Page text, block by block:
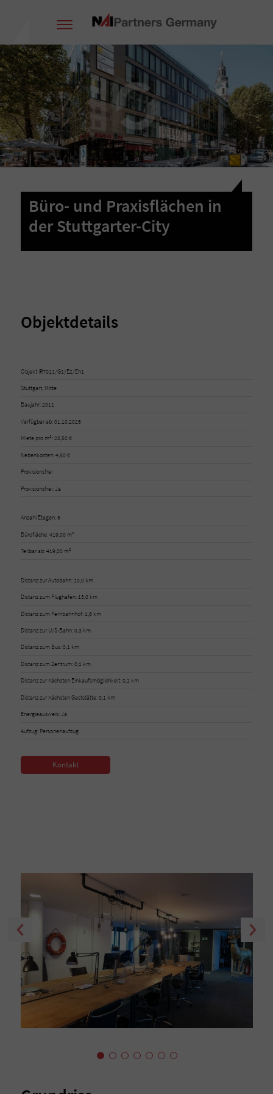
Büro- und Praxisflächen in
der Stuttgarter-City
Objektdetails
Objekt IR7011/G1/E2/Eh1
Stuttgart, Mitte
Baujahr: 2011
Verfügbar ab: 01.10.2025
Miete pro m²: 28,50 €
Nebenkosten: 4,50 €
Provisionsfrei
Provisionsfrei: Ja
Anzahl Etagen: 5
Bürofläche: 419,00 m²
Teilbar ab: 419,00 m²
Distanz zur Autobahn: 10,0 km
Distanz zum Flughafen: 13,0 km
Distanz zum Fernbahnhof: 1,6 km
Distanz zur U/S-Bahn: 0,3 km
Distanz zum Bus: 0,1 km
Distanz zum Zentrum: 0,1 km
Distanz zur nächsten Einkaufsmöglichkeit: 0,1 km
Distanz zur nächsten Gaststätte: 0,1 km
Energieausweis: Ja
Aufzug: Personenaufzug
Kontakt